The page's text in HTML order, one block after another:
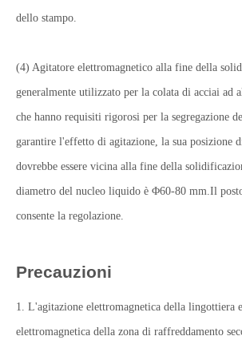
dello stampo.
(4) Agitatore elettromagnetico alla fine della
generalmente utilizzato per la colata di acciai ad
che hanno requisiti rigorosi per la segregazione
garantire l'effetto di agitazione, la sua posizione
dovrebbe essere vicina alla fine della
diametro del nucleo liquido è Φ60-80 mm.Il
consente la regolazione.
Precauzioni
1. L'agitazione elettromagnetica della lingottiera
elettromagnetica della zona di raffreddamento